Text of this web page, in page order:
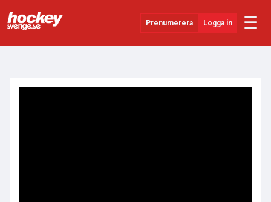
Prenumerera Logga in ☰